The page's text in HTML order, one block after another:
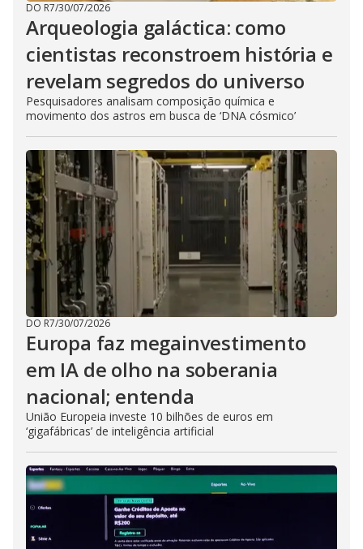
DO R7/30/07/2026
Arqueologia galáctica: como
cientistas reconstroem história e
revelam segredos do universo
Pesquisadores analisam composição química e
movimento dos astros em busca de ‘DNA cósmico’
DO R7/30/07/2026
Europa faz megainvestimento
em IA de olho na soberania
nacional; entenda
União Europeia investe 10 bilhões de euros em
‘gigafábricas’ de inteligência artificial